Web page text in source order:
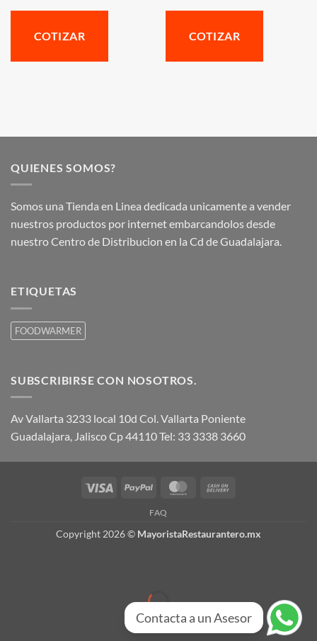
COTIZAR COTIZAR
QUIENES SOMOS?
Somos una Tienda en Linea dedicada unicamente a vender
nuestros productos por internet embarcandolos desde
nuestro Centro de Distribucion en la Cd de Guadalajara.
ETIQUETAS
FOODWARMER
SUBSCRIBIRSE CON NOSOTROS.
Av Vallarta 3233 local 10d Col. Vallarta Poniente
Guadalajara, Jalisco Cp 44110 Tel: 33 3338 3660
Visa PayPal MasterCard
FAQ
Copyright 2026 © MayoristaRestaurantero.mx
Contacta a un Asesor